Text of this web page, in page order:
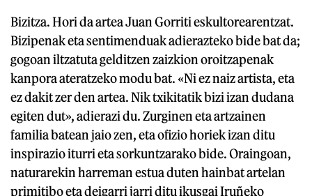
Bizitza. Hori da artea Juan Gorriti eskultorearentzat.
Bizipenak eta sentimenduak adierazteko bide bat da;
gogoan iltzatuta gelditzen zaizkion oroitzapenak
kanpora ateratzeko modu bat. «Ni ez naiz artista, eta
ez dakit zer den artea. Nik txikitatik bizi izan dudana
egiten dut», adierazi du. Zurginen eta artzainen
familia batean jaio zen, eta ofizio horiek izan ditu
inspirazio iturri eta sorkuntzarako bide. Oraingoan,
naturarekin harreman estua duten hainbat artelan
primitibo eta deigarri jarri ditu ikusgai Iruñeko